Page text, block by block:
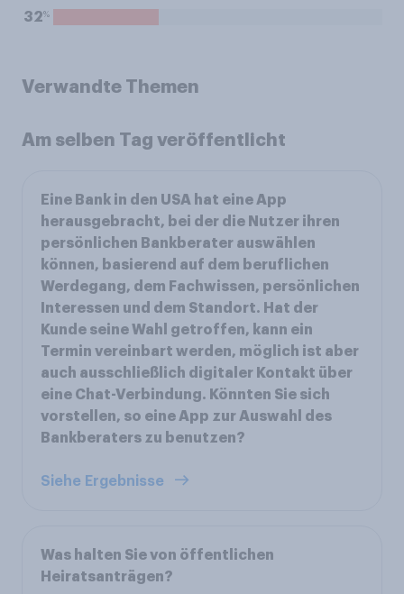
32%
Verwandte Themen
Am selben Tag veröffentlicht
Eine Bank in den USA hat eine App
herausgebracht, bei der die Nutzer ihren
persönlichen Bankberater auswählen
können, basierend auf dem beruflichen
Werdegang, dem Fachwissen, persönlichen
Interessen und dem Standort. Hat der
Kunde seine Wahl getroffen, kann ein
Termin vereinbart werden, möglich ist aber
auch ausschließlich digitaler Kontakt über
eine Chat-Verbindung. Könnten Sie sich
vorstellen, so eine App zur Auswahl des
Bankberaters zu benutzen?
Siehe Ergebnisse
Was halten Sie von öffentlichen
Heiratsanträgen?